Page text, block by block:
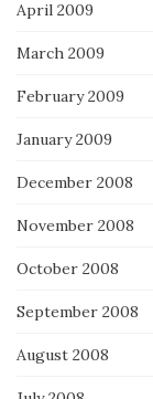
April 2009
March 2009
February 2009
January 2009
December 2008
November 2008
October 2008
September 2008
August 2008